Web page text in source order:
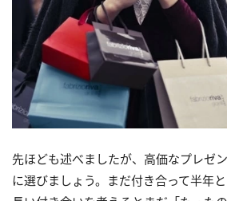
先ほども述べましたが、高価なプレゼ
に選びましょう。まだ付き合って半年